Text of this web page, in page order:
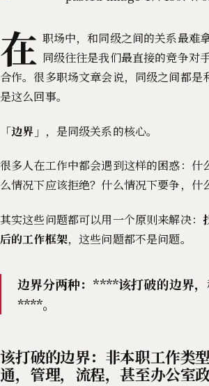
在 职场中，和同级之间的关系最难
同级往往是我们最直接的竞争对
合作。很多职场文章会说，同级之间都是
是这么回事。
「边界 」，是同级关系的核心。
很多人在工作中都会遇到这样的困惑：什
么情况下应该拒绝？什么情况下要争，什
其实这些问题都可以用一个原则来解决：
后的工作框架，这些问题都不是问题。
边界分两种：****该打破的边界
****。
该打破的边界：非本职工作类
通，管理，流程，甚至办公室政